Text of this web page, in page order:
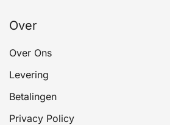
Over
Over Ons
Levering
Betalingen
Privacy Policy